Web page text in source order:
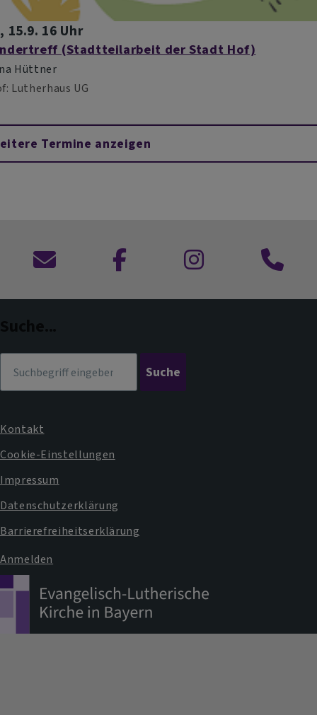
15.9. 16 Uhr
(Stadtteilarbeit der Stadt Hof)
Hüttner
Lutherhaus UG
Termine anzeigen
Kontaktformular
zu
zu
Anruf
Fußbereichsmenü
Kontakt
Cookie-Einstellungen
Impressum
Datenschutzerklärung
Barrierefreiheitserklärung
Benutzermenü
Anmelden